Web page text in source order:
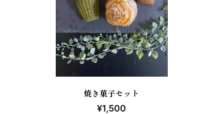
焼き菓子セット
¥1,500